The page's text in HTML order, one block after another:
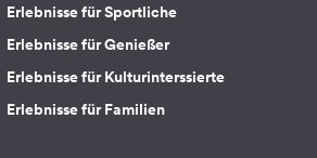
Erlebnisse für Sportliche
Erlebnisse für Genießer
Erlebnisse für Kulturinterssierte
Erlebnisse für Familien